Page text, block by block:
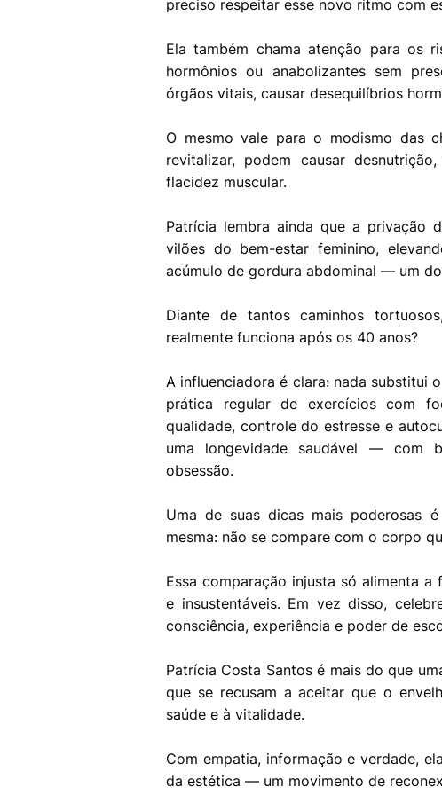
preciso respeitar esse novo ritmo com
Ela também chama atenção para os
hormônios ou anabolizantes sem
órgãos vitais, causar desequilíbrios
O mesmo vale para o modismo das
revitalizar, podem causar
flacidez muscular.
Patrícia lembra ainda que a privação
vilões do bem-estar feminino,
acúmulo de gordura abdominal — um
Diante de tantos caminhos
realmente funciona após os 40 anos?
A influenciadora é clara: nada substitui
prática regular de exercícios com
qualidade, controle do estresse e
uma longevidade saudável — com
obsessão.
Uma de suas dicas mais poderosas
mesma: não se compare com o corpo
Essa comparação injusta só alimenta
e insustentáveis. Em vez disso,
consciência, experiência e poder de
Patrícia Costa Santos é mais do que
que se recusam a aceitar que o
saúde e à vitalidade.
Com empatia, informação e verdade,
da estética — um movimento de